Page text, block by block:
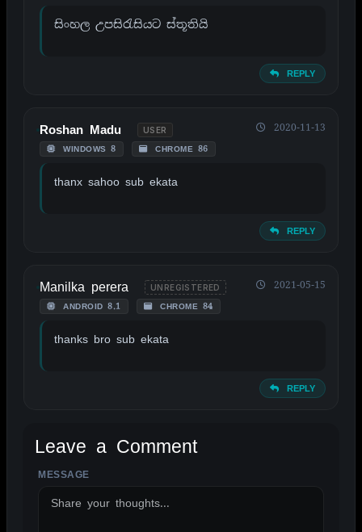
සිංහල උපසිරැසියට ස්තූතියි
REPLY
Roshan Madu USER
WINDOWS 8 CHROME 86
2020-11-13
thanx sahoo sub ekata
REPLY
Manilka perera UNREGISTERED
ANDROID 8.1 CHROME 84
2021-05-15
thanks bro sub ekata
REPLY
Leave a Comment
MESSAGE
ALTERNATIVE: